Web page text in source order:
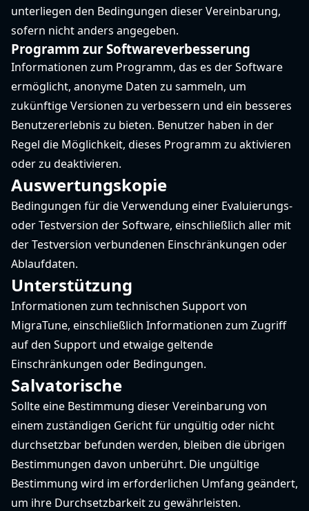
unterliegen den Bedingungen dieser Vereinbarung,
sofern nicht anders angegeben.
Programm zur Softwareverbesserung
Informationen zum Programm, das es der Software
ermöglicht, anonyme Daten zu sammeln, um
zukünftige Versionen zu verbessern und ein besseres
Benutzererlebnis zu bieten. Benutzer haben in der
Regel die Möglichkeit, dieses Programm zu aktivieren
oder zu deaktivieren.
Auswertungskopie
Bedingungen für die Verwendung einer Evaluierungs-
oder Testversion der Software, einschließlich aller mit
der Testversion verbundenen Einschränkungen oder
Ablaufdaten.
Unterstützung
Informationen zum technischen Support von
MigraTune, einschließlich Informationen zum Zugriff
auf den Support und etwaige geltende
Einschränkungen oder Bedingungen.
Salvatorische
Sollte eine Bestimmung dieser Vereinbarung von
einem zuständigen Gericht für ungültig oder nicht
durchsetzbar befunden werden, bleiben die übrigen
Bestimmungen davon unberührt. Die ungültige
Bestimmung wird im erforderlichen Umfang geändert,
um ihre Durchsetzbarkeit zu gewährleisten.